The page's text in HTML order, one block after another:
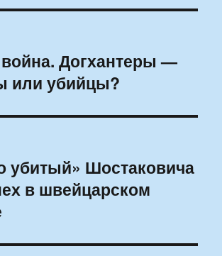
Догхантеры —
или убийцы?
убитый» Шостаковича
в швейцарском